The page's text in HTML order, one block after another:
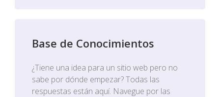
Base de Conocimientos
¿Tiene una idea para un sitio web pero no
sabe por dónde empezar? Todas las
respuestas están aquí. Navegue por las